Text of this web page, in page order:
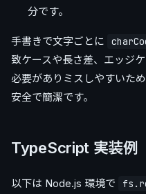
分です。
手書きで文字ごとに
致ケースや長さ差、エッジ
必要がありミスしやすいた
安全で簡潔です。
TypeScript 実装例
以下は Node.js 環境で